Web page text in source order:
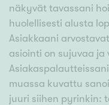
näkyvät tavassani
huolellisesti alusta
Asiakkaani
asiointi on sujuvaa ja
muassa kuvattu
juuri siihen pyrinkin: